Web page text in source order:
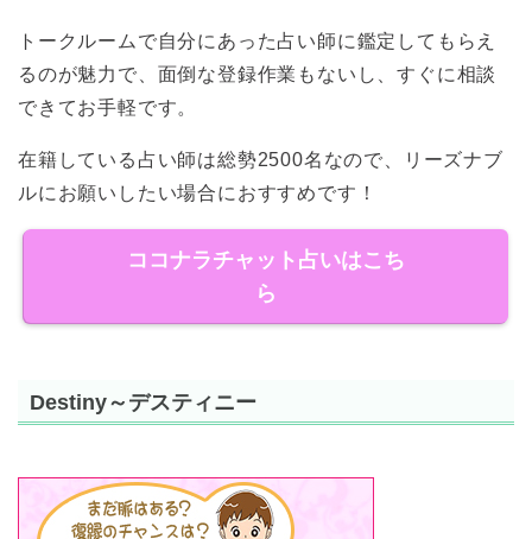
トークルームで自分にあった占い師に鑑定してもらえ
るのが魅力で、面倒な登録作業もないし、すぐに相談
できてお手軽です。
在籍している占い師は総勢2500名なので、リーズナブ
ルにお願いしたい場合におすすめです！
ココナラチャット占いはこち
ら
Destiny～デスティニー